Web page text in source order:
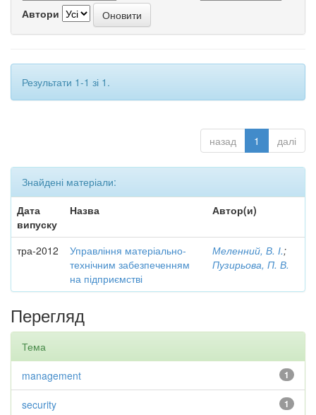
Автори
Результати 1-1 зі 1.
назад 1 далі
Знайдені матеріали:
Дата
випуску
Назва Автор(и)
тра-2012
Управління матеріально-
технічним забезпеченням
на підприємстві
Меленний, В. І.;
Пузирьова, П. В.
Перегляд
Тема
1
management
1
security